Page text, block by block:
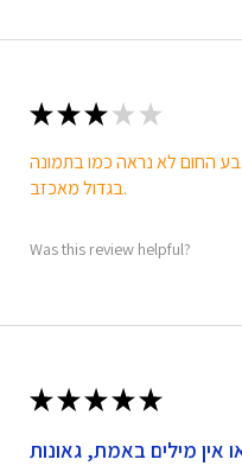
★★★ ★ ★
בגדול מאכזב.
Was this review helpful?
★★★★★
אין מילים באמת, גאונות